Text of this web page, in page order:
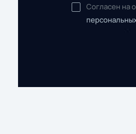
Согласен на